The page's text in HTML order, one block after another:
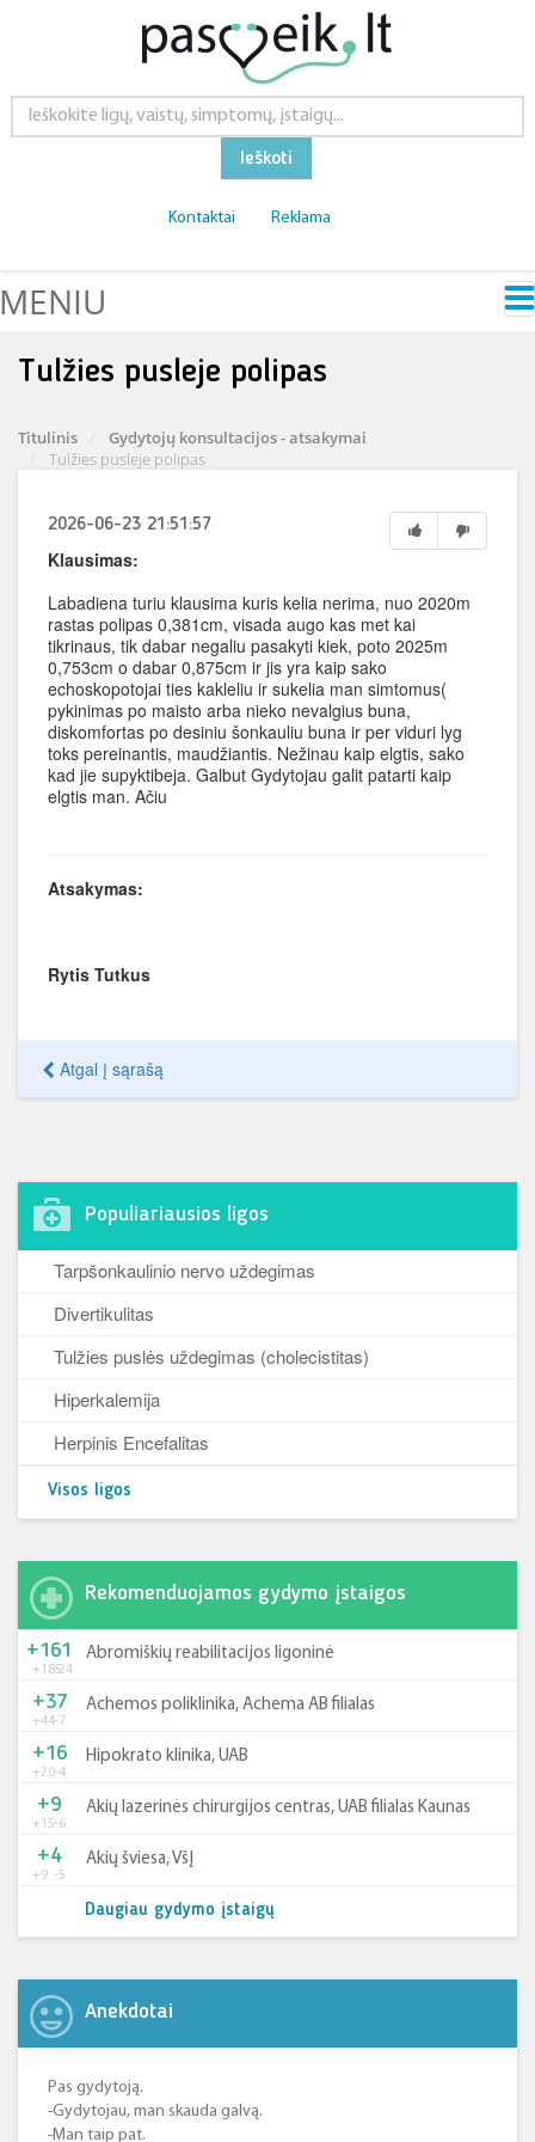
Ieškoti
Kontaktai Reklama
MENIU
Tulžies pusleje polipas
Titulinis
Gydytojų konsultacijos - atsakymai
Tulžies pusleje polipas
2026-06-23 21:51:57
Klausimas:
Labadiena turiu klausima kuris kelia nerima, nuo 2020m
rastas polipas 0,381cm, visada augo kas met kai
tikrinaus, tik dabar negaliu pasakyti kiek, poto 2025m
0,753cm o dabar 0,875cm ir jis yra kaip sako
echoskopotojai ties kakleliu ir sukelia man simtomus(
pykinimas po maisto arba nieko nevalgius buna,
diskomfortas po desiniu šonkauliu buna ir per viduri lyg
toks pereinantis, maudžiantis. Nežinau kaip elgtis, sako
kad jie supyktibeja. Galbut Gydytojau galit patarti kaip
elgtis man. Ačiu
Atsakymas:
Rytis Tutkus
Atgal į sąrašą
Populiariausios ligos
Tarpšonkaulinio nervo uždegimas
Divertikulitas
Tulžies puslės uždegimas (cholecistitas)
Hiperkalemija
Herpinis Encefalitas
Visos ligos
Rekomenduojamos gydymo įstaigos
+185-24
+161 Abromiškių reabilitacijos ligoninė
+44-7
+37 Achemos poliklinika, Achema AB filialas
+20-4
+16 Hipokrato klinika, UAB
+15-6
+9 Akių lazerinės chirurgijos centras, UAB filialas Kaunas
+9 -5
+4 Akių šviesa, VšĮ
Daugiau gydymo įstaigų
Anekdotai
Pas gydytoją.
-Gydytojau, man skauda galvą.
-Man taip pat.